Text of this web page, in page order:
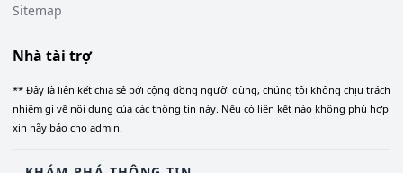
Sitemap
Nhà tài trợ
** Đây là liên kết chia sẻ bới cộng đồng người dùng, chúng tôi không chịu trách
nhiệm gì về nội dung của các thông tin này. Nếu có liên kết nào không phù hợp
xin hãy báo cho admin.